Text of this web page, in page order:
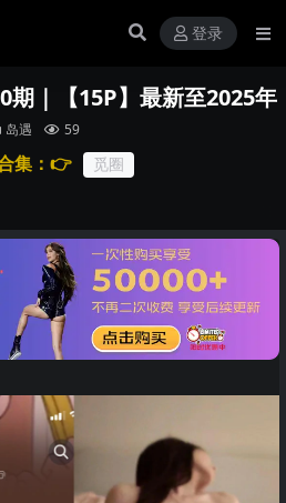
登录
期｜【15P】最新至2025年
岛遇 59
集：👉 觅圈